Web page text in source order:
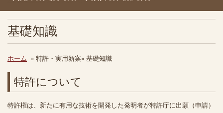
基礎知識
ホーム » 特許・実用新案» 基礎知識
特許について
特許権は、新たに有用な技術を開発した発明者が特許庁に出願（申請）